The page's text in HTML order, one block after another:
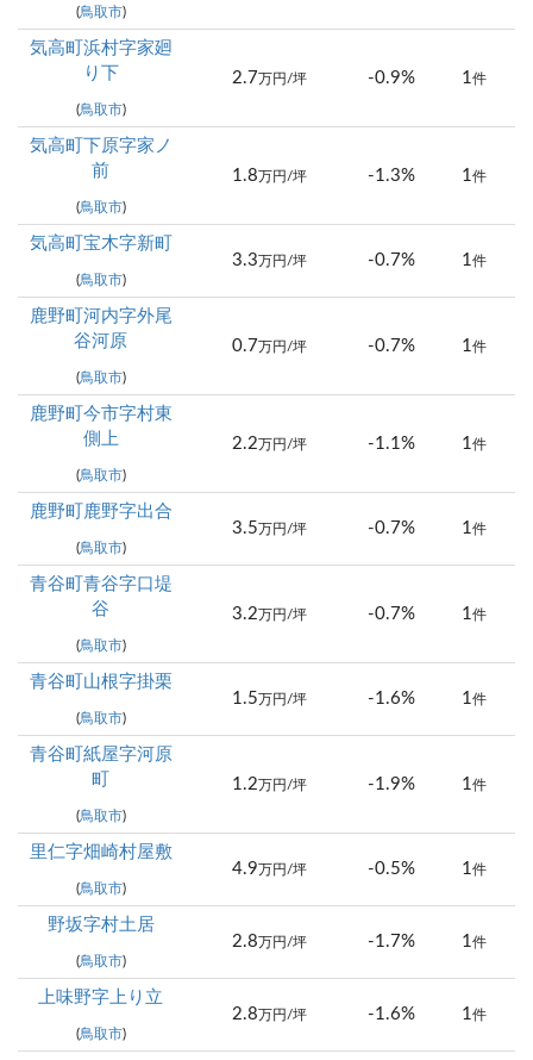
(鳥取市)
気高町浜村字家廻
り下
(鳥取市)
2.7 万円/坪 -0.9% 1件
気高町下原字家ノ
前
(鳥取市)
1.8 万円/坪 -1.3% 1件
気高町宝木字新町
(鳥取市)
3.3 万円/坪 -0.7% 1件
鹿野町河内字外尾
谷河原
(鳥取市)
0.7 万円/坪 -0.7% 1件
鹿野町今市字村東
側上
(鳥取市)
2.2 万円/坪 -1.1% 1件
鹿野町鹿野字出合
(鳥取市)
3.5 万円/坪 -0.7% 1件
青谷町青谷字口堤
谷
(鳥取市)
3.2 万円/坪 -0.7% 1件
青谷町山根字掛栗
(鳥取市)
1.5 万円/坪 -1.6% 1件
青谷町紙屋字河原
町
(鳥取市)
1.2 万円/坪 -1.9% 1件
里仁字畑崎村屋敷
(鳥取市)
4.9 万円/坪 -0.5% 1件
野坂字村土居
(鳥取市)
2.8 万円/坪 -1.7% 1件
上味野字上り立
(鳥取市)
2.8 万円/坪 -1.6% 1件